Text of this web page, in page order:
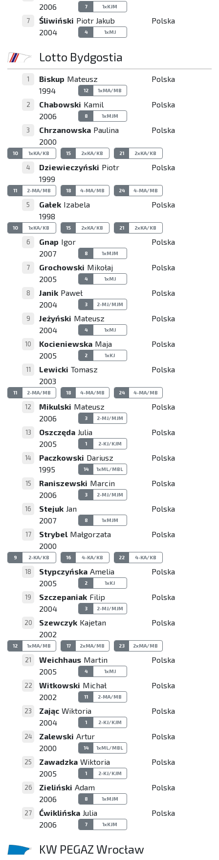
2006
7 1xKJM
7 Śliwiński Piotr Jakub
Polska
2004
4 1xMJ
Lotto Bydgostia
1 Biskup Mateusz
Polska
1994
12 1xMA/MB
2 Chabowski Kamil
Polska
2006
8 1xMJM
3 Chrzanowska Paulina
Polska
2000
10 1xKA/KB 15 2xKA/KB 21 2xKA/KB
4 Dziewieczyński Piotr
Polska
1999
11 2-MA/MB 18 4-MA/MB 24 4-MA/MB
5 Gałek Izabela
Polska
1998
10 1xKA/KB 15 2xKA/KB 21 2xKA/KB
6 Gnap Igor
Polska
2007
8 1xMJM
7 Grochowski Mikołaj
Polska
2005
4 1xMJ
8 Janik Paweł
Polska
2004
3 2-MJ/MJM
9 Jeżyński Mateusz
Polska
2004
4 1xMJ
10 Kocieniewska Maja
Polska
2005
2 1xKJ
11 Lewicki Tomasz
Polska
2003
11 2-MA/MB 18 4-MA/MB 24 4-MA/MB
12 Mikulski Mateusz
Polska
2006
3 2-MJ/MJM
13 Oszczęda Julia
Polska
2005
1 2-KJ/KJM
14 Paczkowski Dariusz
Polska
1995
14 1xML/MBL
15 Raniszewski Marcin
Polska
2006
3 2-MJ/MJM
16 Stejuk Jan
Polska
2007
8 1xMJM
17 Strybel Małgorzata
Polska
2000
9 2-KA/KB 16 4-KA/KB 22 4-KA/KB
18 Stypczyńska Amelia
Polska
2005
2 1xKJ
19 Szczepaniak Filip
Polska
2004
3 2-MJ/MJM
20 Szewczyk Kajetan
Polska
2002
12 1xMA/MB 17 2xMA/MB 23 2xMA/MB
21 Weichhaus Martin
Polska
2005
4 1xMJ
22 Witkowski Michał
Polska
2002
11 2-MA/MB
23 Zając Wiktoria
Polska
2004
1 2-KJ/KJM
24 Zalewski Artur
Polska
2000
14 1xML/MBL
25 Zawadzka Wiktoria
Polska
2005
1 2-KJ/KJM
26 Zieliński Adam
Polska
2006
8 1xMJM
27 Ćwiklińska Julia
Polska
2006
7 1xKJM
KW PEGAZ Wrocław